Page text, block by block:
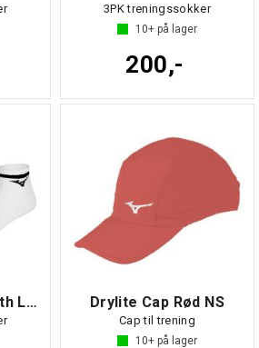
3PK treningssokker
10+ på lager
200,-
Training Mid 3P With Line Drylite Cap Rød NS
Cap til trening
10+ på lager